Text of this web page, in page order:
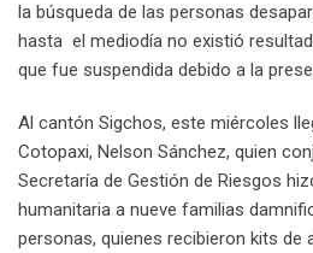
la búsqueda de las personas
hasta el mediodía no existió
que fue suspendida debido a la
Al cantón Sigchos, este miércoles
Cotopaxi, Nelson Sánchez, quien
Secretaría de Gestión de Riesgos
humanitaria a nueve familias
personas, quienes recibieron kits de